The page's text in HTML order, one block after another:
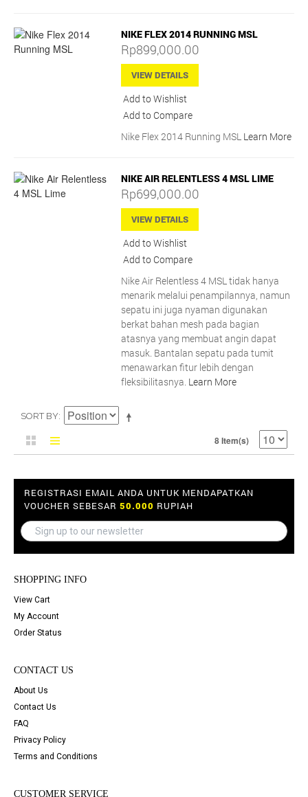
NIKE FLEX 2014 RUNNING MSL
Rp899,000.00
VIEW DETAILS
Add to Wishlist
Add to Compare
Nike Flex 2014 Running MSL Learn More
NIKE AIR RELENTLESS 4 MSL LIME
Rp699,000.00
VIEW DETAILS
Add to Wishlist
Add to Compare
Nike Air Relentless 4 MSL tidak hanya
menarik melalui penampilannya, namun
sepatu ini juga nyaman digunakan
berkat bahan mesh pada bagian
atasnya yang membuat angin dapat
masuk. Bantalan sepatu pada tumit
menawarkan fitur lebih dengan
fleksibilitasnya. Learn More
SORT BY
8 Item(s)
REGISTRASI EMAIL ANDA UNTUK MENDAPATKAN
VOUCHER SEBESAR 50.000 RUPIAH
SHOPPING INFO
View Cart
My Account
Order Status
CONTACT US
About Us
Contact Us
FAQ
Privacy Policy
Terms and Conditions
CUSTOMER SERVICE